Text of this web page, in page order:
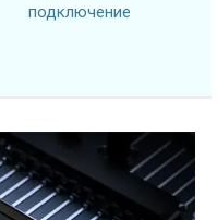
подключение